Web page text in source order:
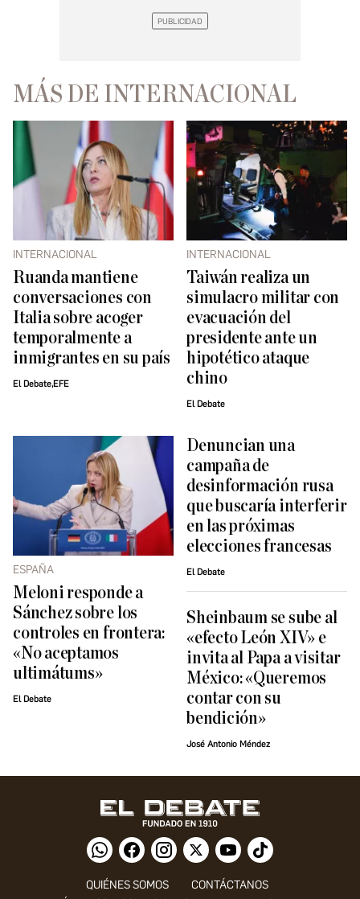
MÁS DE INTERNACIONAL
INTERNACIONAL
Ruanda mantiene
conversaciones con
Italia sobre acoger
temporalmente a
inmigrantes en su país
El Debate,EFE
INTERNACIONAL
Taiwán realiza un
simulacro militar con
evacuación del
presidente ante un
hipotético ataque
chino
El Debate
ESPAÑA
Meloni responde a
Sánchez sobre los
controles en frontera:
«No aceptamos
ultimátums»
El Debate
Denuncian una
campaña de
desinformación rusa
que buscaría interferir
en las próximas
elecciones francesas
El Debate
Sheinbaum se sube al
«efecto León XIV» e
invita al Papa a visitar
México: «Queremos
contar con su
bendición»
José Antonio Méndez
QUIÉNES SOMOS
CONTÁCTANOS